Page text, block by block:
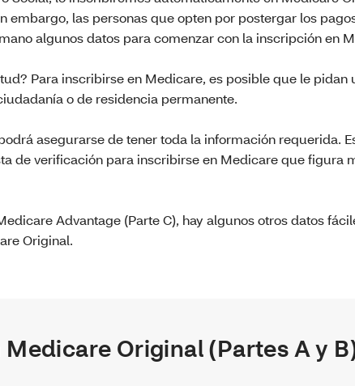
embargo, las personas que opten por postergar los
algunos datos para comenzar con la inscripción en
Para inscribirse en Medicare, es posible que le pidan
o de residencia permanente.
asegurarse de tener toda la información requerida.
de verificación para inscribirse en Medicare que figura
Advantage (Parte C), hay algunos otros datos
Original.
Original (Partes A y